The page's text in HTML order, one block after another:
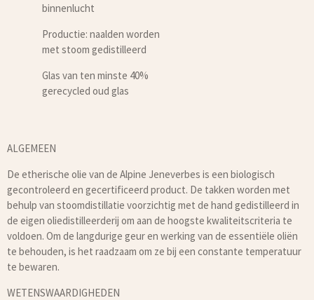
binnenlucht
Productie: naalden worden
met stoom gedistilleerd
Glas van ten minste 40%
gerecycled oud glas
ALGEMEEN
De etherische olie van de Alpine Jeneverbes is een biologisch
gecontroleerd en gecertificeerd product. De takken worden met
behulp van stoomdistillatie voorzichtig met de hand gedistilleerd in
de eigen oliedistilleerderij om aan de hoogste kwaliteitscriteria te
voldoen. Om de langdurige geur en werking van de essentiële oliën
te behouden, is het raadzaam om ze bij een constante temperatuur
te bewaren.
WETENSWAARDIGHEDEN